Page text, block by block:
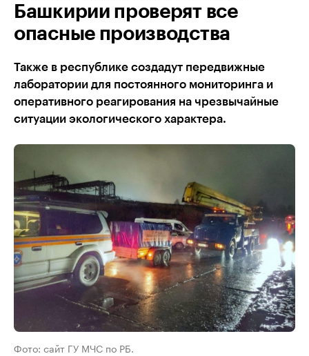
Башкирии проверят все
опасные производства
Также в республике создадут передвижные
лаборатории для постоянного мониторинга и
оперативного реагирования на чрезвычайные
ситуации экологического характера.
Фото: сайт ГУ МЧС по РБ.